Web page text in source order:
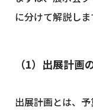
に分けて解説しま
（1）出展計画
出展計画とは、